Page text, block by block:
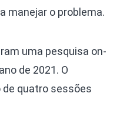
manejar o problema.
uma pesquisa on-
de 2021. O
quatro sessões